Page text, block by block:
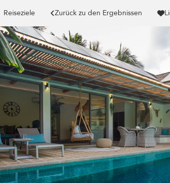
Reiseziele Zurück zu den Ergebnissen